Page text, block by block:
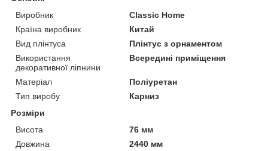
Виробник
Classic Home
Країна виробник
Китай
Вид плінтуса
Плінтус з орнаментом
Використання
декоративної ліпнини
Всередині приміщення
Матеріал
Поліуретан
Тип виробу
Карниз
Розміри
Висота
76 мм
Довжина
2440 мм